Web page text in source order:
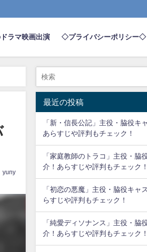
ラマ映画出演 ◇プライバシーポリシー◇
yuny
最近の投稿
「新・信長公記」主役・脇役キ
あらすじや評判もチェック！
「家庭教師のトラコ」主役・脇
介！あらすじや評判もチェック！
「初恋の悪魔」主役・脇役キャ
らすじや評判もチェック！
「純愛ディソナンス」主役・脇
介！あらすじや評判もチェック！